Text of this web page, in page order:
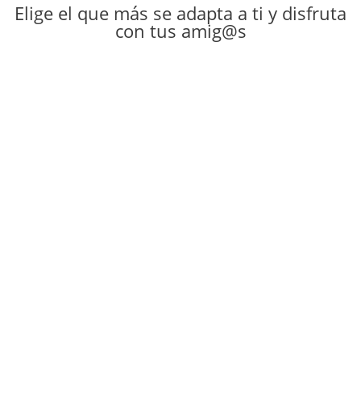
Elige el que más se adapta a ti y disfruta
con tus amig@s